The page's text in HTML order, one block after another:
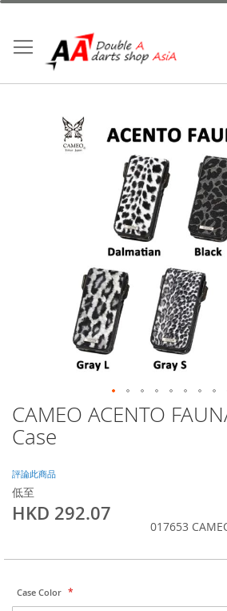
跳
內
容
CAMEO ACENTO
Case
評論此商品
低至
HKD 292.07
017653
Case Color
Skip
to
the
of
the
images
gallery